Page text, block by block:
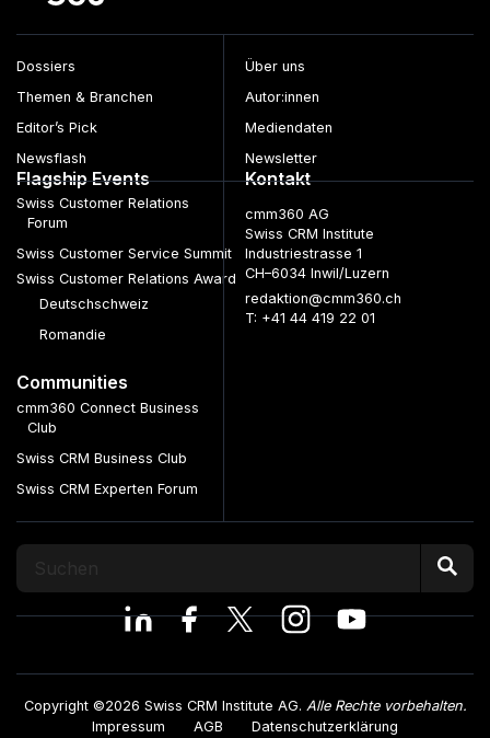
Dossiers
Themen & Branchen
Editor’s Pick
Newsflash
Über uns
Autor:innen
Mediendaten
Newsletter
Flagship Events
Swiss Customer Relations
Forum
Swiss Customer Service Summit
Swiss Customer Relations Award
Deutschschweiz
Romandie
Communities
cmm360 Connect Business
Club
Swiss CRM Business Club
Swiss CRM Experten Forum
Kontakt
cmm360 AG
Swiss CRM Institute
Industriestrasse 1
CH–6034 Inwil/Luzern
redaktion@cmm360.ch
T: +41 44 419 22 01
Copyright ©2026 Swiss CRM Institute AG. Alle Rechte vorbehalten.
Impressum
AGB Datenschutzerklärung